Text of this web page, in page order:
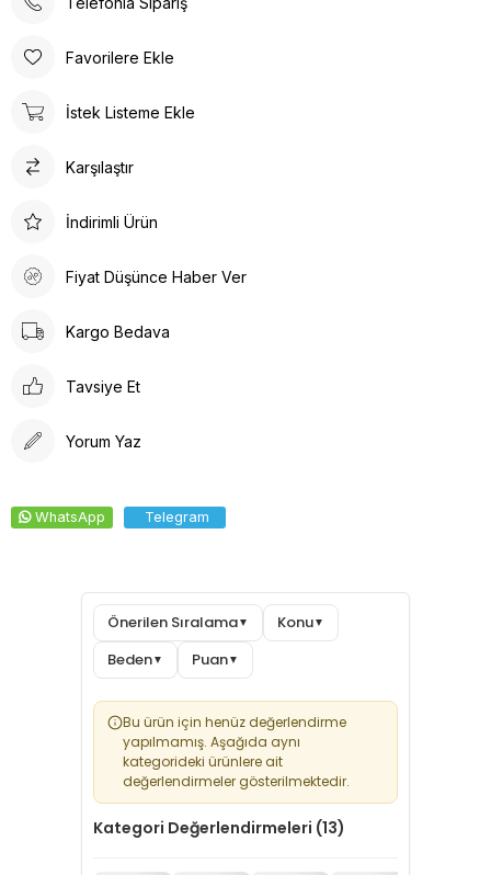
Poliüretan taban materyali sayesinde uzun süreli kullanımlarda
tasarlanmıştır. Ortopedik taban desteği ile ayak sağlığınızı
sağlar. Suni deri ürün detayları ile hem dayanıklılık hem de
malzeme ayağınızın nefes almasına olanak tanırken yumuşak
yürüyüş deneyimi vaat eder.
Favorilere Ekle
İstek Listeme Ekle
Karşılaştır
İndirimli Ürün
Fiyat Düşünce Haber Ver
Kargo Bedava
Tavsiye Et
Yorum Yaz
WhatsApp Telegram
Önerilen Sıralama▼ Konu▼
Beden▼ Puan▼
Bu ürün için henüz değerlendirme
yapılmamış. Aşağıda aynı
kategorideki ürünlere ait
değerlendirmeler gösterilmektedir.
Kategori Değerlendirmeleri (13)